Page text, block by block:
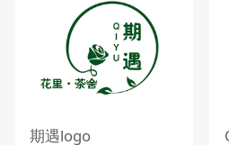
期遇logo